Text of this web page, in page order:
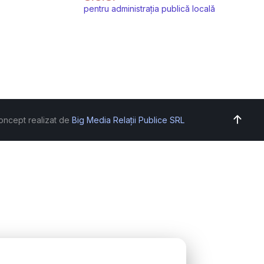
pentru administrația publică locală
realizat de Big Media Relații Publice SRL